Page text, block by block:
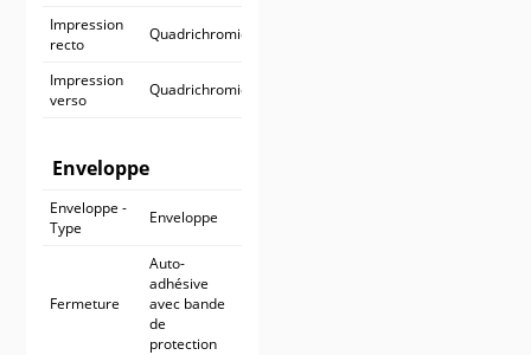
Impression
recto
Quadrichromie
Impression
verso
Quadrichromie
Enveloppe
Enveloppe -
Type
Enveloppe
Fermeture
Auto-
adhésive
avec bande
de
protection